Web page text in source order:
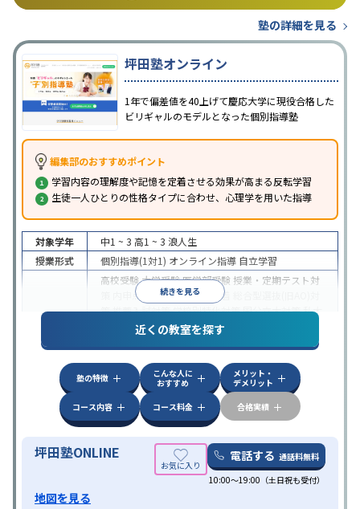
塾の詳細を見る
坪田塾オンライン
1年で偏差値を40上げて慶応大学に現役合格した
ビリギャルのモデルとなった個別指導塾
編集部のおすすめポイント
学習内容の理解度や記憶を定着させる効果が高まる反転学習
生徒一人ひとりの性格タイプに合わせ、心理学を用いた指導
続きを見る
対象学年 中1 ~ 3 高1 ~ 3 浪人生
授業形式
個別指導(1対1) オンライン指導 自立学習
高校受験大学受験医学部受験 授業・定期テスト対
内申点対策学習習慣の定着
策推薦入試対策学校別特化対策国公立大対策私大
共通テスト対策英検(英語検定)対策
その
特徴
中高一貫校生に対応授業の振替可能 不登校生に対
学習にPC・タブレットを利用オンライン対応
科目から受講可能季節講習のみの受講可発達障害
の子どもに対応
近くの教室を探す
塾の特徴
こんな人に
おすすめ
メリット・
デメリット
コース内容
コース料金 合格実績
坪田塾ONLINE 電話する 通話料無料
10:00～19:00（土日祝も受付）
地図を見る